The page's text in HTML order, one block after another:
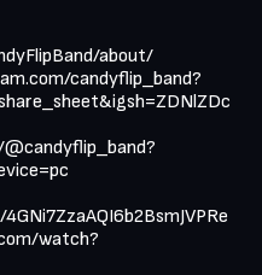
about/
candyflip_band?
watch?